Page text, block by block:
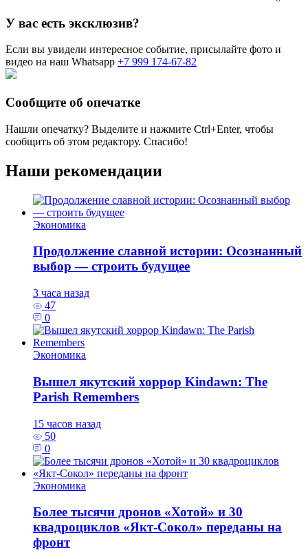
У вас есть эксклюзив?
Если вы увидели интересное событие, присылайте фото и
видео на наш Whatsapp +7 999 174-67-82
Сообщите об опечатке
Нашли опечатку? Выделите и нажмите Ctrl+Enter, чтобы
сообщить об этом редактору. Спасибо!
Наши рекомендации
Экономика
Продолжение славной истории: Осознанный
выбор — строить будущее
3 часа назад
47
0
Экономика
Вышел якутский хоррор Kindawn: The
Parish Remembers
15 часов назад
50
0
Экономика
Более тысячи дронов «Хотой» и 30
квадроциклов «Якт-Сокол» переданы на
фронт